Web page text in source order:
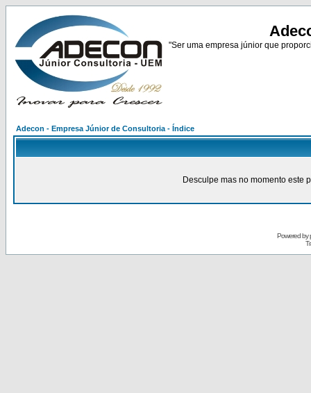
"Ser uma empresa júnior que
Adecon - Empresa Júnior de Consultoria - Índice
Desculpe mas no momento este
Powered by